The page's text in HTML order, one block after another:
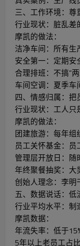
三、工作环境：尊
行业现状：脏乱差
摩凯的做法：
洁净车间：所有
安全第一：定期
合理排班：不搞“
车间空调：夏季
四、情感归属：把
行业现状：工人只
摩凯的做法：
团建旅游：每年
员工关怀基金：
管理层开放日：
年终聚餐抽奖：大
创始人理念：李明
五、数据说话：低
行业平均水平：制
摩凯数据：
年流失率：低于
5年以上老员工占